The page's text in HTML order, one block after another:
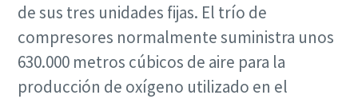
de sus tres unidades fijas. El trío de
compresores normalmente suministra unos
630.000 metros cúbicos de aire para la
producción de oxígeno utilizado en el